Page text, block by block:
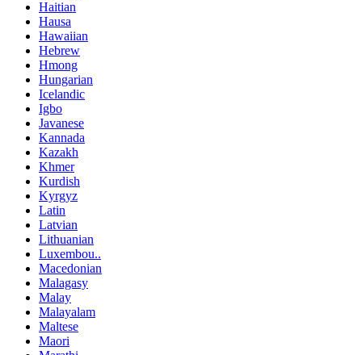
Haitian
Hausa
Hawaiian
Hebrew
Hmong
Hungarian
Icelandic
Igbo
Javanese
Kannada
Kazakh
Khmer
Kurdish
Kyrgyz
Latin
Latvian
Lithuanian
Luxembou..
Macedonian
Malagasy
Malay
Malayalam
Maltese
Maori